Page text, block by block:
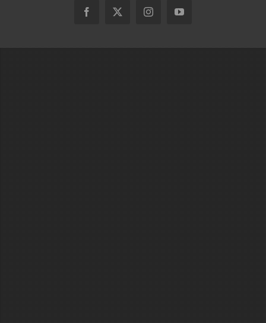
Facebook
X InstagramYouTube